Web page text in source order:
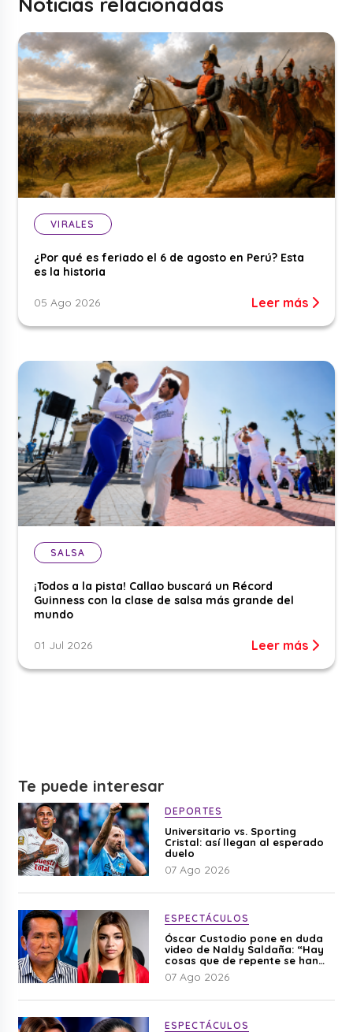
VIRALES
¿Por qué es feriado el 6 de agosto en Perú? Esta
es la historia
05 Ago 2026 Leer más
SALSA
¡Todos a la pista! Callao buscará un Récord
Guinness con la clase de salsa más grande del
mundo
01 Jul 2026 Leer más
Te puede interesar
DEPORTES
Universitario vs. Sporting
Cristal: así llegan al esperado
duelo
07 Ago 2026
ESPECTÁCULOS
Óscar Custodio pone en duda
video de Naldy Saldaña: “Hay
cosas que de repente se han
editado”
07 Ago 2026
ESPECTÁCULOS